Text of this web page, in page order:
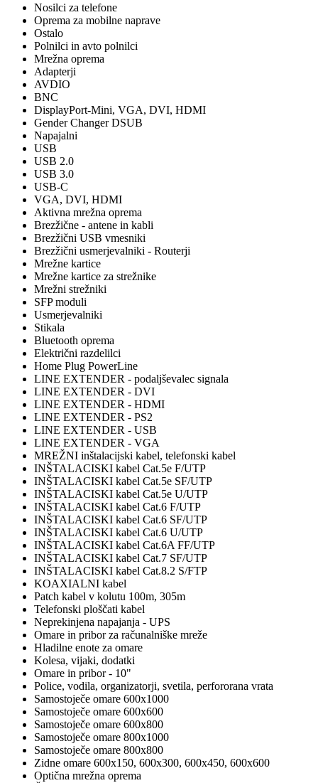
Nosilci za telefone
Oprema za mobilne naprave
Ostalo
Polnilci in avto polnilci
Mrežna oprema
Adapterji
AVDIO
BNC
DisplayPort-Mini, VGA, DVI, HDMI
Gender Changer DSUB
Napajalni
USB
USB 2.0
USB 3.0
USB-C
VGA, DVI, HDMI
Aktivna mrežna oprema
Brezžične - antene in kabli
Brezžični USB vmesniki
Brezžični usmerjevalniki - Routerji
Mrežne kartice
Mrežne kartice za strežnike
Mrežni strežniki
SFP moduli
Usmerjevalniki
Stikala
Bluetooth oprema
Električni razdelilci
Home Plug PowerLine
LINE EXTENDER - podaljševalec signala
LINE EXTENDER - DVI
LINE EXTENDER - HDMI
LINE EXTENDER - PS2
LINE EXTENDER - USB
LINE EXTENDER - VGA
MREŽNI inštalacijski kabel, telefonski kabel
INŠTALACISKI kabel Cat.5e F/UTP
INŠTALACISKI kabel Cat.5e SF/UTP
INŠTALACISKI kabel Cat.5e U/UTP
INŠTALACISKI kabel Cat.6 F/UTP
INŠTALACISKI kabel Cat.6 SF/UTP
INŠTALACISKI kabel Cat.6 U/UTP
INŠTALACISKI kabel Cat.6A FF/UTP
INŠTALACISKI kabel Cat.7 SF/UTP
INŠTALACISKI kabel Cat.8.2 S/FTP
KOAXIALNI kabel
Patch kabel v kolutu 100m, 305m
Telefonski ploščati kabel
Neprekinjena napajanja - UPS
Omare in pribor za računalniške mreže
Hladilne enote za omare
Kolesa, vijaki, dodatki
Omare in pribor - 10"
Police, vodila, organizatorji, svetila, perfororana vrata
Samostoječe omare 600x1000
Samostoječe omare 600x600
Samostoječe omare 600x800
Samostoječe omare 800x1000
Samostoječe omare 800x800
Zidne omare 600x150, 600x300, 600x450, 600x600
Optična mrežna oprema